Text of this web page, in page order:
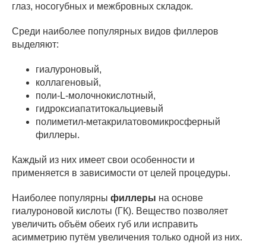
глаз, носогубных и межбровных складок.
Среди наиболее популярных видов филлеров
выделяют:
гиалуроновый,
коллагеновый,
поли-L-молочнокислотный,
гидроксиапатитокальциевый
полиметил-метакрилатовомикросферный
филлеры.
Каждый из них имеет свои особенности и
применяется в зависимости от целей процедуры.
Наиболее популярны филлеры на основе
гиалуроновой кислоты (ГК). Вещество позволяет
увеличить объём обеих губ или исправить
асимметрию путём увеличения только одной из них.